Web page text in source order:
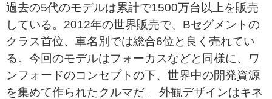
過去の5代のモデルは累計で1500万台以上を販売
している。2012年の世界販売で、Bセグメントの
クラス首位、車名別では総合6位と良く売れてい
る。今回のモデルはフォーカスなどと同様に、ワ
ンフォードのコンセプトの下、世界中の開発資源
を集めて作られたクルマだ。 外観デザインはキネ